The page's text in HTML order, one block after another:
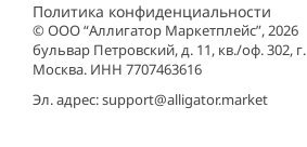
Политика конфиденциальности
© ООО “Аллигатор Маркетплейс”, 2026
бульвар Петровский, д. 11, кв./оф. 302, г.
Москва. ИНН 7707463616
Эл. адрес:support@alligator.market